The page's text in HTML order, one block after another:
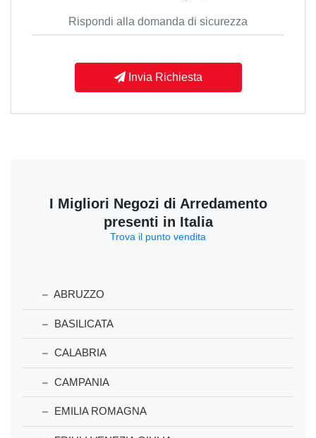
Invia Richiesta
I Migliori Negozi di Arredamento
presenti in Italia
Trova il punto vendita
ABRUZZO
BASILICATA
CALABRIA
CAMPANIA
EMILIA ROMAGNA